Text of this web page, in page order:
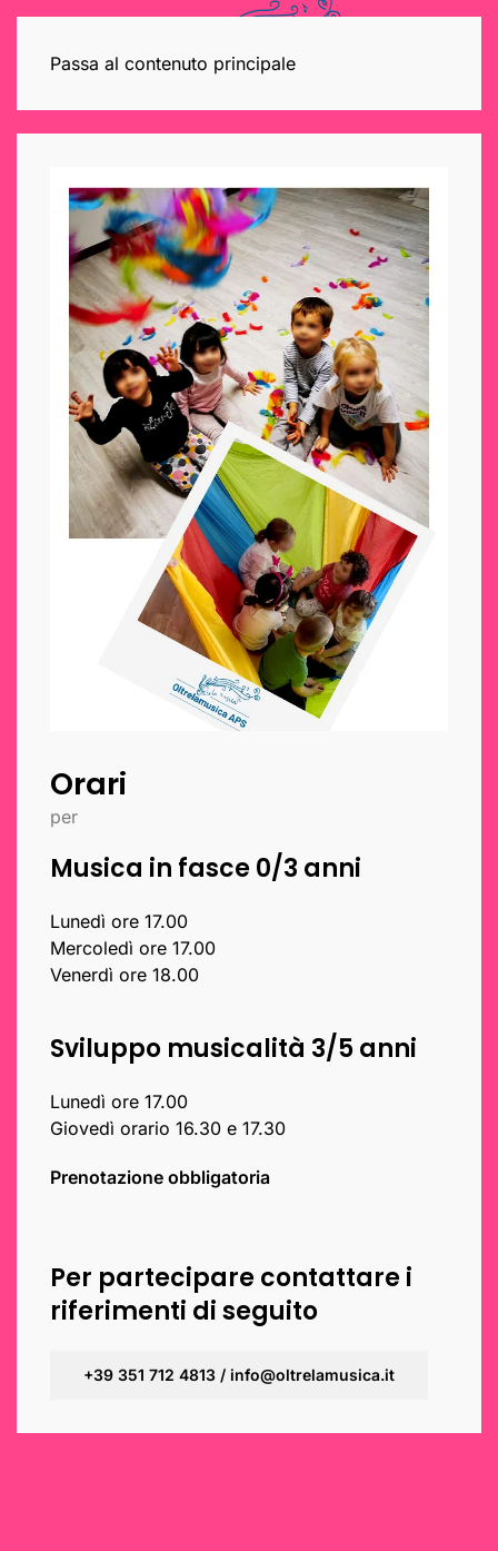
Passa al contenuto principale
Orari
per
Musica in fasce 0/3 anni
Lunedì ore 17.00
Mercoledì ore 17.00
Venerdì ore 18.00
Sviluppo musicalità 3/5 anni
Lunedì ore 17.00
Giovedì orario 16.30 e 17.30
Prenotazione obbligatoria
Per partecipare contattare i
riferimenti di seguito
+39 351 712 4813 / info@oltrelamusica.it